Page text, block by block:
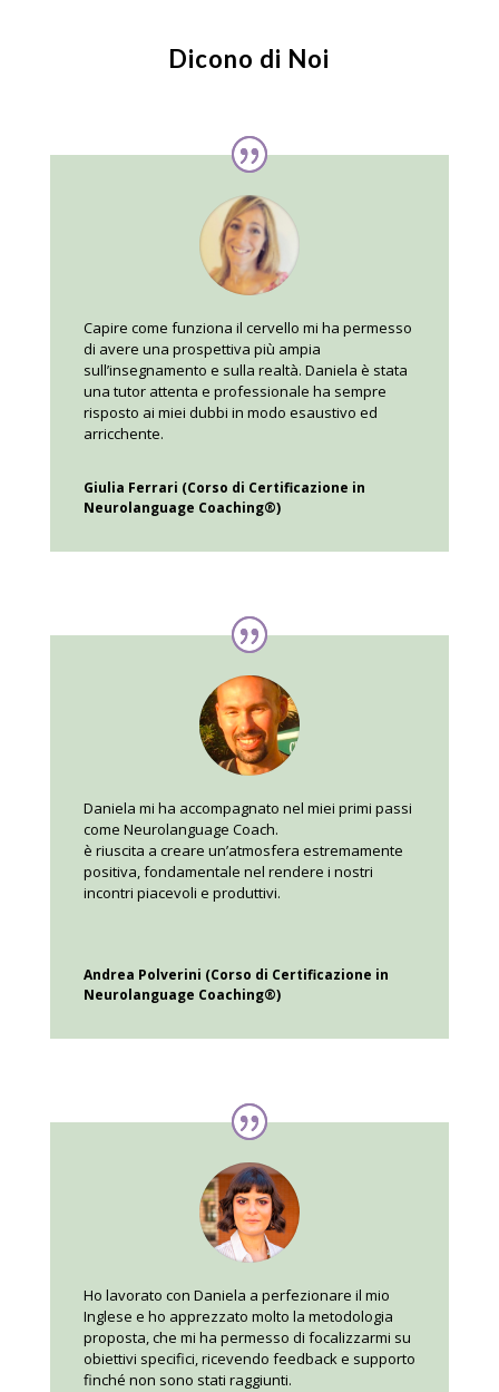
Dicono di Noi
Capire come funziona il cervello mi ha permesso
di avere una prospettiva più ampia
sull’insegnamento e sulla realtà. Daniela è stata
una tutor attenta e professionale ha sempre
risposto ai miei dubbi in modo esaustivo ed
arricchente.
Giulia Ferrari (Corso di Certificazione in
Neurolanguage Coaching®)
Daniela mi ha accompagnato nel miei primi passi
come Neurolanguage Coach.
è riuscita a creare un’atmosfera estremamente
positiva, fondamentale nel rendere i nostri
incontri piacevoli e produttivi.
Andrea Polverini (Corso di Certificazione in
Neurolanguage Coaching®)
Ho lavorato con Daniela a perfezionare il mio
Inglese e ho apprezzato molto la metodologia
proposta, che mi ha permesso di focalizzarmi su
obiettivi specifici, ricevendo feedback e supporto
finché non sono stati raggiunti.